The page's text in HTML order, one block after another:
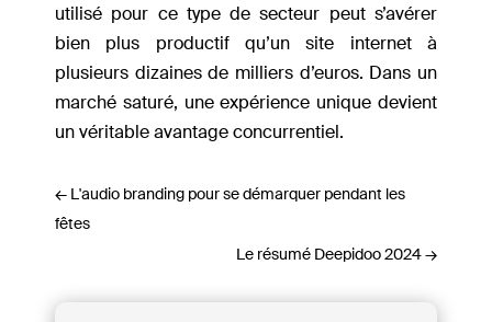
utilisé pour ce type de secteur peut s’avérer
bien plus productif qu’un site internet à
plusieurs dizaines de milliers d’euros. Dans un
marché saturé, une expérience unique devient
un véritable avantage concurrentiel.
← L'audio branding pour se démarquer pendant les
fêtes
Le résumé Deepidoo 2024→